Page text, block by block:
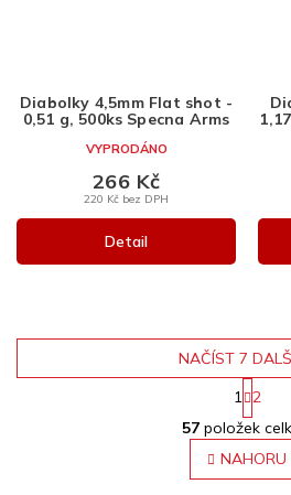
Diabolky 4,5mm Flat shot -
0,51 g, 500ks Specna Arms
VYPRODÁNO
220 Kč bez DPH
266 Kč
Detail
O
v
l
á
NAČÍST 7
S
t
r
1 2
57položek
NAHORU